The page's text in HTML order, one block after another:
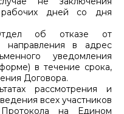
дней со дня
об отказе от
направления в адрес
уведомления
в течение срока,
Договора.
рассмотрения и
всех участников
на Едином